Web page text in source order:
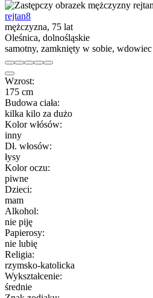
rejtan8
mężczyzna, 75 lat
Oleśnica, dolnośląskie
samotny, zamknięty w sobie, wdowiec
Wzrost:
175 cm
Budowa ciała:
kilka kilo za dużo
Kolor włósów:
inny
Dł. włosów:
łysy
Kolor oczu:
piwne
Dzieci:
mam
Alkohol:
nie piję
Papierosy:
nie lubię
Religia:
rzymsko-katolicka
Wykształcenie:
średnie